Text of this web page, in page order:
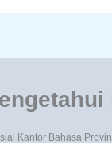
Kantor Bahasa